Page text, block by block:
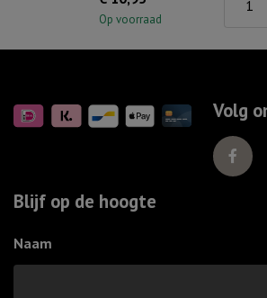
Op voorraad
jouw
licht',
Ivoor
Volg
Blijf op de hoogte
Naam